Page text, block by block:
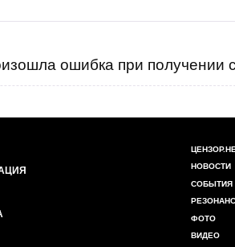
ошибка при получении
НОВОСТИ
СОБЫТИЯ
РЕЗОНАНС
ФОТО
ВИДЕО